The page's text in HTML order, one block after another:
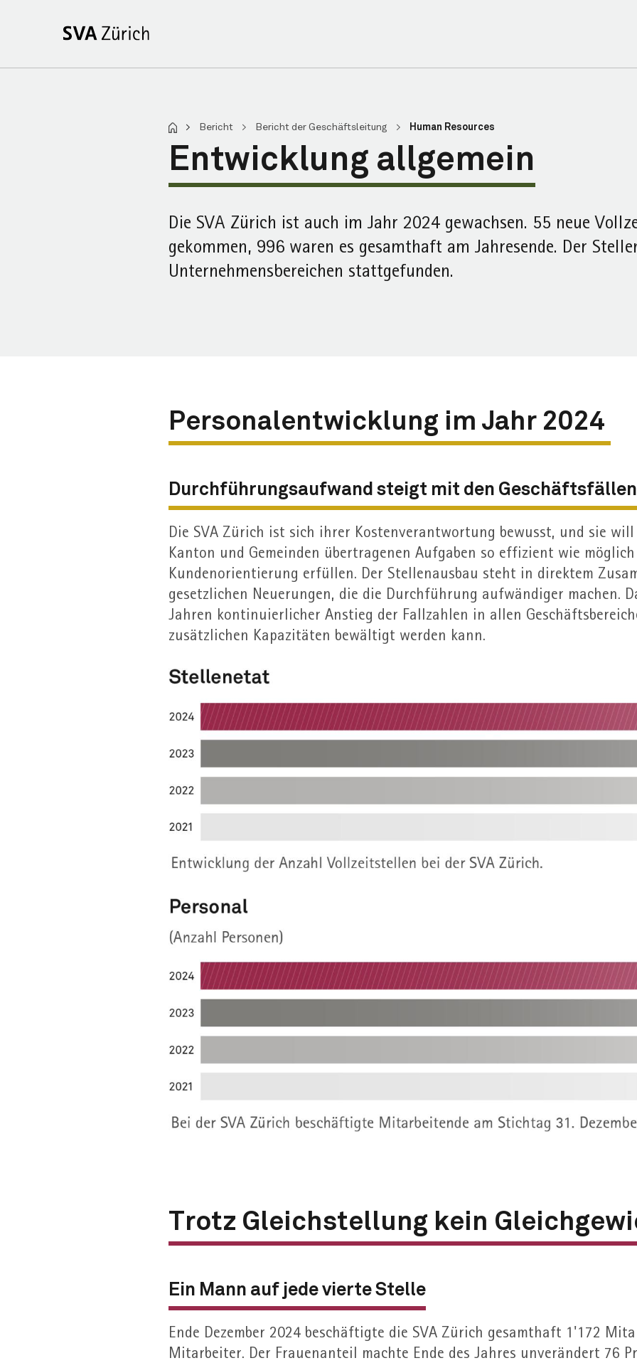
> Bericht > Bericht der Geschäftsleitung > Human Resources
Entwicklung allgemein
Die SVA Zürich ist auch im Jahr 2024 gewachsen. 55 neue
gekommen, 996 waren es gesamt­haft am Jahres­ende. Der
Unternehmens­bereichen stattgefunden.
Personal­entwicklung im Jahr 2024
Durchführungs­aufwand steigt mit den
Die SVA Zürich ist sich ihrer Kosten­verantwortung bewusst, und sie
Kanton und Gemeinden übertragenen Aufgaben so effizient wie
Kunden­orientierung erfüllen. Der Stellen­ausbau steht in direktem
gesetzlichen Neuerungen, die die Durch­führung aufwändiger machen.
Jahren kontinuierlicher Anstieg der Fall­zahlen in allen
zusätzlichen Kapazitäten bewältigt werden kann.
Trotz Gleich­stellung kein
Ein Mann auf jede vierte Stelle
Ende Dezember 2024 beschäftigte die SVA Zürich gesamthaft 1'172
Mitarbeiter. Der Frauen­anteil machte Ende des Jahres unverändert 76